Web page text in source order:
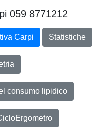
059 8771212
Carpi Statistiche
consumo lipidico